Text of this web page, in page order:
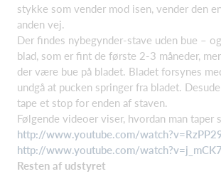
stykke som vender mod isen, vender den
anden vej.
Der findes nybegynder-stave uden bue –
blad, som er fint de første 2-3 måneder,
der være bue på bladet. Bladet forsynes
undgå at pucken springer fra bladet.
tape et stop for enden af staven.
Følgende videoer viser, hvordan man taper
http://www.youtube.com/
http://www.youtube.com/
Resten af udstyret